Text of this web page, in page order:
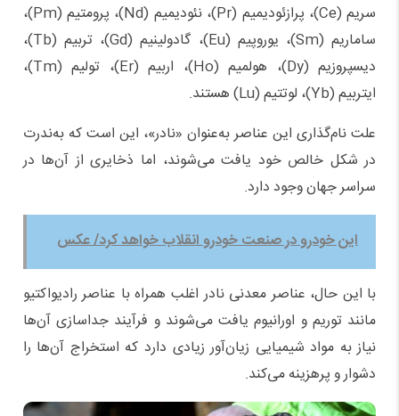
سریم (Ce)، پرازئودیمیم (Pr)، نئودیمیم (Nd)، پرومتیم (Pm)،
ساماریم (Sm)، یوروپیم (Eu)، گادولینیم (Gd)، تربیم (Tb)،
دیسپروزیم (Dy)، هولمیم (Ho)، اربیم (Er)، تولیم (Tm)،
ایتربیم (Yb)، لوتتیم (Lu) هستند.
علت نام‌گذاری این عناصر به‌عنوان «نادر»، این است که به‌ندرت
در شکل خالص خود یافت می‌شوند، اما ذخایری از آن‌ها در
سراسر جهان وجود دارد.
این خودرو در صنعت خودرو انقلاب خواهد کرد/ عکس
با این ‌حال، عناصر معدنی نادر اغلب همراه با عناصر رادیواکتیو
مانند توریم و اورانیوم یافت می‌شوند و فرآیند جداسازی آن‌ها
نیاز به مواد شیمیایی زیان‌آور زیادی دارد که استخراج آن‌ها را
دشوار و پرهزینه می‌کند.